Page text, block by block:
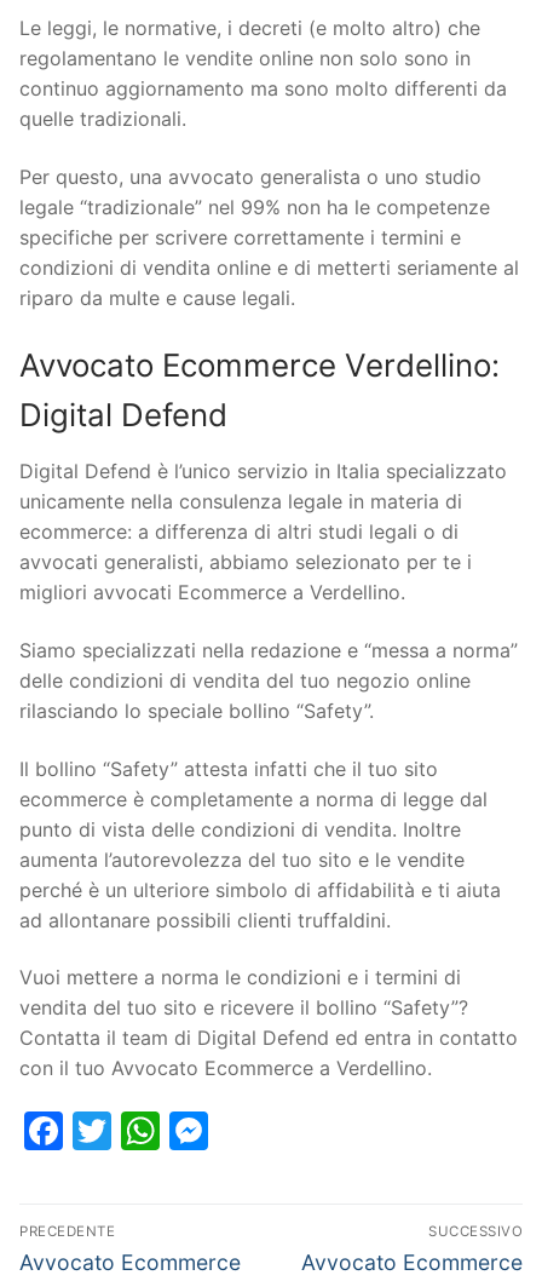
Le leggi, le normative, i decreti (e molto altro) che
regolamentano le vendite online non solo sono in
continuo aggiornamento ma sono molto differenti da
quelle tradizionali.
Per questo, una avvocato generalista o uno studio
legale “tradizionale” nel 99% non ha le competenze
specifiche per scrivere correttamente i termini e
condizioni di vendita online e di metterti seriamente al
riparo da multe e cause legali.
Avvocato Ecommerce Verdellino:
Digital Defend
Digital Defend è l’unico servizio in Italia specializzato
unicamente nella consulenza legale in materia di
ecommerce: a differenza di altri studi legali o di
avvocati generalisti, abbiamo selezionato per te i
migliori avvocati Ecommerce a Verdellino.
Siamo specializzati nella redazione e “messa a norma”
delle condizioni di vendita del tuo negozio online
rilasciando lo speciale bollino “Safety”.
Il bollino “Safety” attesta infatti che il tuo sito
ecommerce è completamente a norma di legge dal
punto di vista delle condizioni di vendita. Inoltre
aumenta l’autorevolezza del tuo sito e le vendite
perché è un ulteriore simbolo di affidabilità e ti aiuta
ad allontanare possibili clienti truffaldini.
Vuoi mettere a norma le condizioni e i termini di
vendita del tuo sito e ricevere il bollino “Safety”?
Contatta il team di Digital Defend ed entra in contatto
con il tuo Avvocato Ecommerce a Verdellino.
Facebook
TwitterWhatsApp
PRECEDENTE
Avvocato Ecommerce
SUCCESSIVO
Avvocato Ecommerce